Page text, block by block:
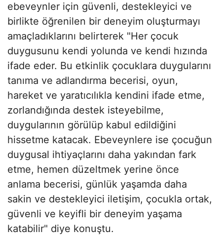
ebeveynler için güvenli, destekleyici ve
birlikte öğrenilen bir deneyim oluşturmayı
amaçladıklarını belirterek "Her çocuk
duygusunu kendi yolunda ve kendi hızında
ifade eder. Bu etkinlik çocuklara duygularını
tanıma ve adlandırma becerisi, oyun,
hareket ve yaratıcılıkla kendini ifade etme,
zorlandığında destek isteyebilme,
duygularının görülüp kabul edildiğini
hissetme katacak. Ebeveynlere ise çocuğun
duygusal ihtiyaçlarını daha yakından fark
etme, hemen düzeltmek yerine önce
anlama becerisi, günlük yaşamda daha
sakin ve destekleyici iletişim, çocukla ortak,
güvenli ve keyifli bir deneyim yaşama
katabilir" diye konuştu.